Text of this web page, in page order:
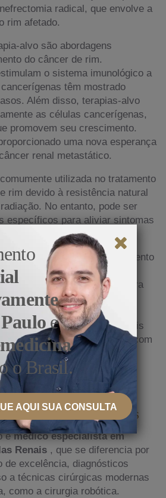
radical, que envolve a
rim afetado.
alvo são abordagens
do câncer de rim.
o sistema imunológico a
têm mostrado
Além disso, terapias-alvo
as células cancerígenas,
promovem seu crescimento.
uma nova esperança
renal metastático.
utilizada no tratamento
rim devido à resistência natural
No entanto, pode ser
específicos para aliviar sintomas
de metástase.
é essencial no tratamento
oncologistas, cirurgiões,
profissionais colaborando para
para cada paciente. A
identificar novas terapias e
para melhorar ainda mais
de vida dos pacientes com
regular após o
monitorar a recorrência e
prazo.
de Células Renais
émédico especialista em
Renais , que se diferencia por
de excelência, diagnósticos
a técnicas cirúrgicas modernas
como a cirurgia robótica.
e
o Brasil.
AQUI SUA CONSULTA